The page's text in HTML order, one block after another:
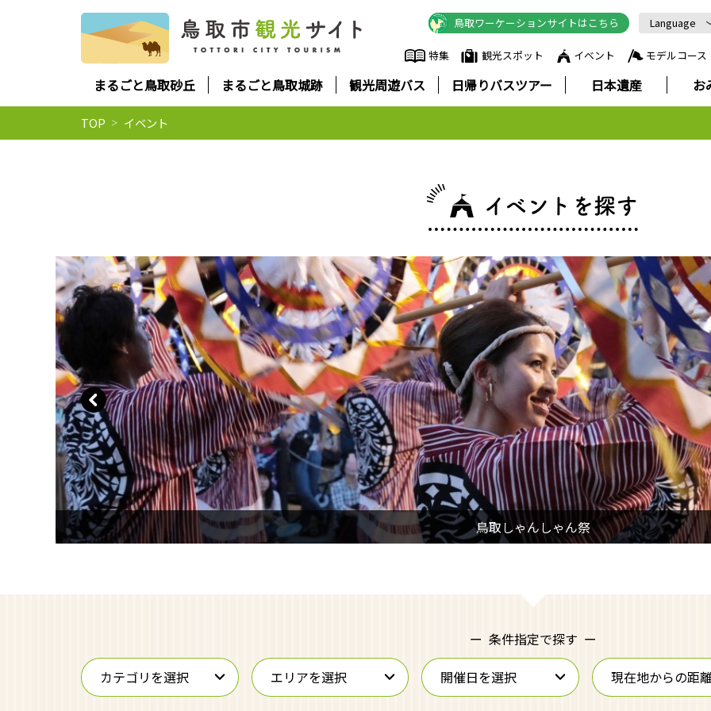
特集 観光スポット イベント モデルコース
Language
中文简体
中文繁體
한국어
ภาษาไทย
鳥取ワーケーションサイトはこちら
まるごと鳥取砂丘 まるごと鳥取城跡 観光周遊バス 日帰りバスツアー 日本遺産 お
TOP イベント
イベントを探す
条件指定で探す
カテゴリを選択 エリアを選択 開催日を選択 現在地からの距